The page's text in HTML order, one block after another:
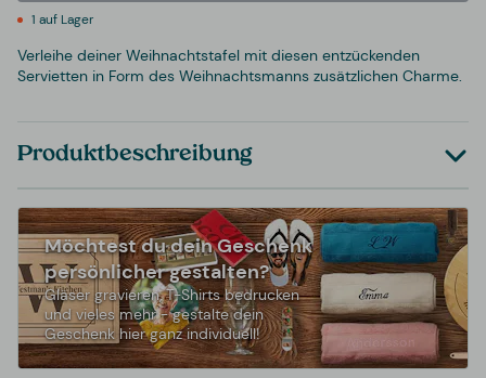
1 auf Lager
Verleihe deiner Weihnachtstafel mit diesen entzückenden
Servietten in Form des Weihnachtsmanns zusätzlichen Charme.
Produktbeschreibung
Möchtest du dein Geschenk
persönlicher gestalten?
Gläser gravieren, T-Shirts bedrucken
und vieles mehr - gestalte dein
Geschenk hier ganz individuell!